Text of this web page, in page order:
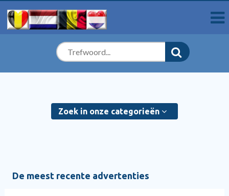
Zoek in onze categorieën
De meest recente advertenties